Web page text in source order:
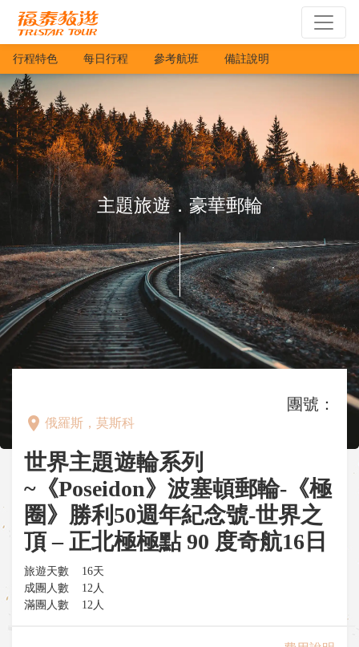
行程特色 每日行程 參考航班 備註說明
主題旅遊．豪華郵輪
團號：
place 俄羅斯，莫斯科
世界主題遊輪系列
~《Poseidon》波塞頓郵輪-《極
圈》勝利50週年紀念號-世界之
頂 – 正北極極點 90 度奇航16日
旅遊天數
16天
成團人數
12人
滿團人數
12人